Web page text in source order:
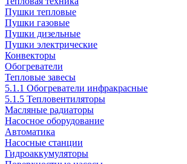
Пушки тепловые
Пушки газовые
Пушки дизельные
Пушки электрические
Конвекторы
Обогреватели
Тепловые завесы
5.1.1 Обогреватели инфракрасные
5.1.5 Тепловентиляторы
Масляные радиаторы
Насосное оборудование
Автоматика
Насосные станции
Гидроаккумуляторы